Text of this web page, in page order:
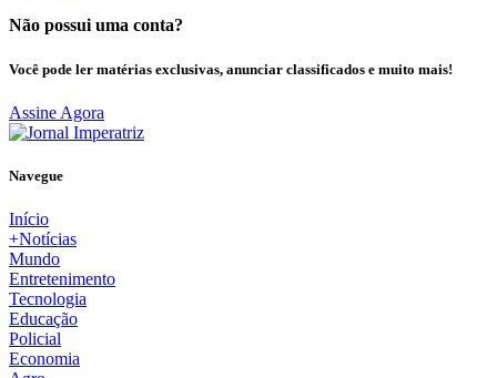
Não possui uma conta?
Você pode ler matérias exclusivas, anunciar classificados e muito mais!
Assine Agora
Navegue
Início
+Notícias
Mundo
Entretenimento
Tecnologia
Educação
Policial
Economia